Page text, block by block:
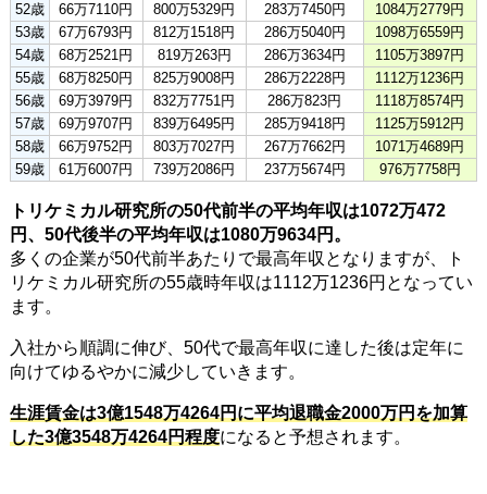
52歳
66万7110円 800万5329円 283万7450円
1084万2779円
53歳
67万6793円 812万1518円 286万5040円
1098万6559円
54歳
68万2521円 819万263円 286万3634円
1105万3897円
55歳
68万8250円 825万9008円 286万2228円
1112万1236円
56歳
69万3979円 832万7751円 286万823円
1118万8574円
57歳
69万9707円 839万6495円 285万9418円
1125万5912円
58歳
66万9752円 803万7027円 267万7662円
1071万4689円
59歳
61万6007円 739万2086円 237万5674円 976万7758円
トリケミカル研究所の50代前半の平均年収は1072万472
円、50代後半の平均年収は1080万9634円。
多くの企業が50代前半あたりで最高年収となりますが、ト
リケミカル研究所の55歳時年収は1112万1236円となってい
ます。
入社から順調に伸び、50代で最高年収に達した後は定年に
向けてゆるやかに減少していきます。
生涯賃金は3億1548万4264円に平均退職金2000万円を加算
した3億3548万4264円程度になると予想されます。